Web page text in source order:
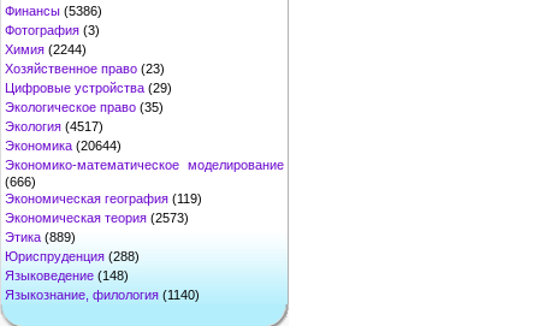
Финансы (5386)
Фотография (3)
Химия (2244)
Хозяйственное право (23)
Цифровые устройства (29)
Экологическое право (35)
Экология (4517)
Экономика (20644)
Экономико-математическое моделирование
(666)
Экономическая география (119)
Экономическая теория (2573)
Этика (889)
Юриспруденция (288)
Языковедение (148)
Языкознание, филология (1140)